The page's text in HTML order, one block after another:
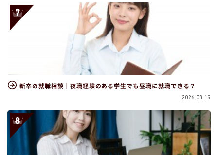
新卒の就職相談｜夜職経験のある学生でも昼職に就職できる？
2026.03.15